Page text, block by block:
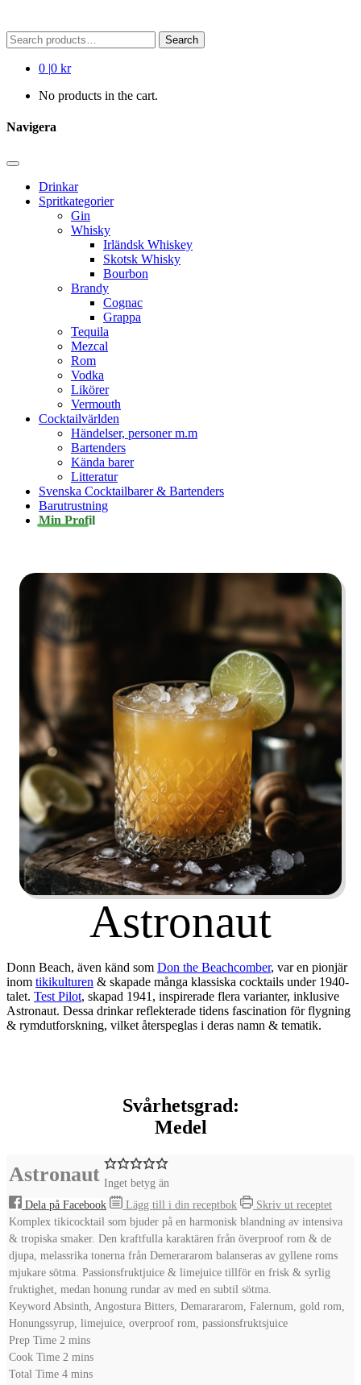
Search
for:
Search
0 |0 kr
No products in the cart.
Navigera
Drinkar
Spritkategorier
Gin
Whisky
Irländsk Whiskey
Skotsk Whisky
Bourbon
Brandy
Cognac
Grappa
Tequila
Mezcal
Rom
Vodka
Likörer
Vermouth
Cocktailvärlden
Händelser, personer m.m
Bartenders
Kända barer
Litteratur
Svenska Cocktailbarer & Bartenders
Barutrustning
Min Profil
Astronaut
Donn Beach, även känd som Don the Beachcomber, var en pionjär
inom tikikulturen & skapade många klassiska cocktails under 1940-
talet. Test Pilot, skapad 1941, inspirerade flera varianter, inklusive
Astronaut. Dessa drinkar reflekterade tidens fascination för flygning
& rymdutforskning, vilket återspeglas i deras namn & tematik.
Svårhetsgrad:
Medel
Astronaut Inget betyg än
Dela på Facebook
Lägg till i din receptbok
Skriv ut receptet
Komplex tikicocktail som bjuder på en harmonisk blandning av intensiva
& tropiska smaker. Den kraftfulla karaktären från överproof rom & de
djupa, melassrika tonerna från Demerararom balanseras av gyllene roms
mjukare sötma. Passionsfruktjuice & limejuice tillför en frisk & syrlig
fruktighet, medan honung rundar av med en subtil sötma.
Keyword Absinth, Angostura Bitters, Demarararom, Falernum, gold rom,
Honungssyrup, limejuice, overproof rom, passionsfruktsjuice
Prep Time 2 minutes
mins
Cook Time 2 minutes
mins
Total Time 4minutes
mins